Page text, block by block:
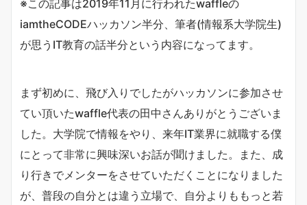
※この記事は2019年11月に行われたwaffleの
iamtheCODEハッカソン半分、筆者(情報系大学院生)
が思うIT教育の話半分という内容になってます。
まず初めに、飛び入りでしたがハッカソンに参加させ
てい頂いたwaffle代表の田中さんありがとうございま
した。大学院で情報をやり、来年IT業界に就職する僕
にとって非常に興味深いお話が聞けました。また、成
り行きでメンターをさせていただくことになりました
が、普段の自分とは違う立場で、自分よりももっと若